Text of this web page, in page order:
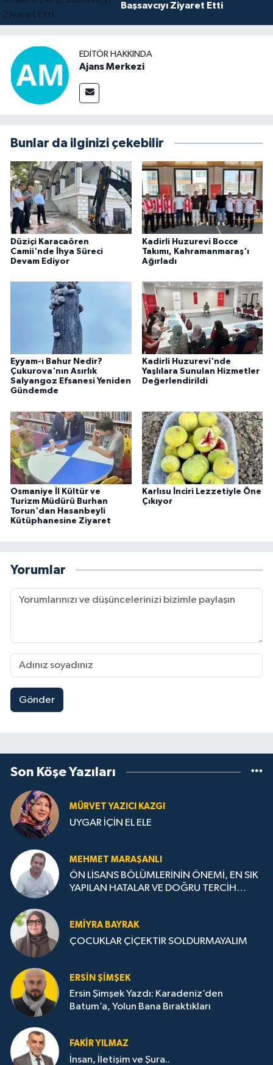
Başsavcıyı Ziyaret Etti
EDITÖR HAKKINDA
Ajans Merkezi
Bunlar da ilginizi çekebilir
Düziçi Karacaören
Camii'nde İhya Süreci
Devam Ediyor
Kadirli Huzurevi Bocce
Takımı, Kahramanmaraş'ı
Ağırladı
Eyyam-ı Bahur Nedir?
Çukurova'nın Asırlık
Salyangoz Efsanesi Yeniden
Gündemde
Kadirli Huzurevi'nde
Yaşlılara Sunulan Hizmetler
Değerlendirildi
Osmaniye İl Kültür ve
Turizm Müdürü Burhan
Torun'dan Hasanbeyli
Kütüphanesine Ziyaret
Karlısu İnciri Lezzetiyle Öne
Çıkıyor
Yorumlar
Gönder
Son Köşe Yazıları
MÜRVET YAZICI KAZGI
UYGAR İÇİN EL ELE
MEHMET MARAŞANLI
ÖN LİSANS BÖLÜMLERİNİN ÖNEMİ, EN SIK
YAPILAN HATALAR VE DOĞRU TERCİH
EMIYRA BAYRAK
ÇOCUKLAR ÇİÇEKTİR SOLDURMAYALIM
ERSIN ŞIMŞEK
Ersin Şimşek Yazdı: Karadeniz’den
Batum’a, Yolun Bana Bıraktıkları
FAKIR YILMAZ
İnsan, İletişim ve Şura..